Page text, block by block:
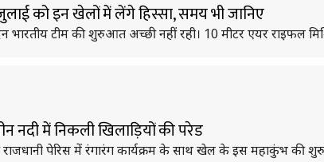
को इन खेलों में लेंगे हिस्सा, समय भी जानिए
टीम की शुरुआत अच्छी नहीं रही। 10 मीटर एयर राइफल
में निकली खिलाड़ियों की परेड
पेरिस में रंगारंग कार्यक्रम के साथ खेल के इस महाकुंभ की